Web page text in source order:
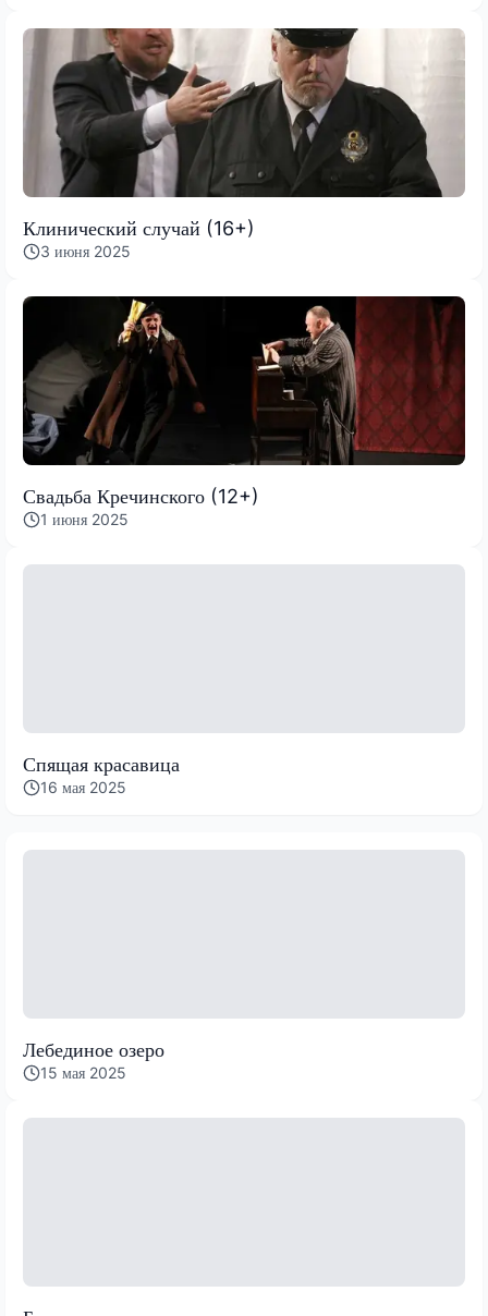
Клинический случай (16+)
3 июня 2025
Свадьба Кречинского (12+)
1 июня 2025
Спящая красавица
16 мая 2025
Лебединое озеро
15 мая 2025